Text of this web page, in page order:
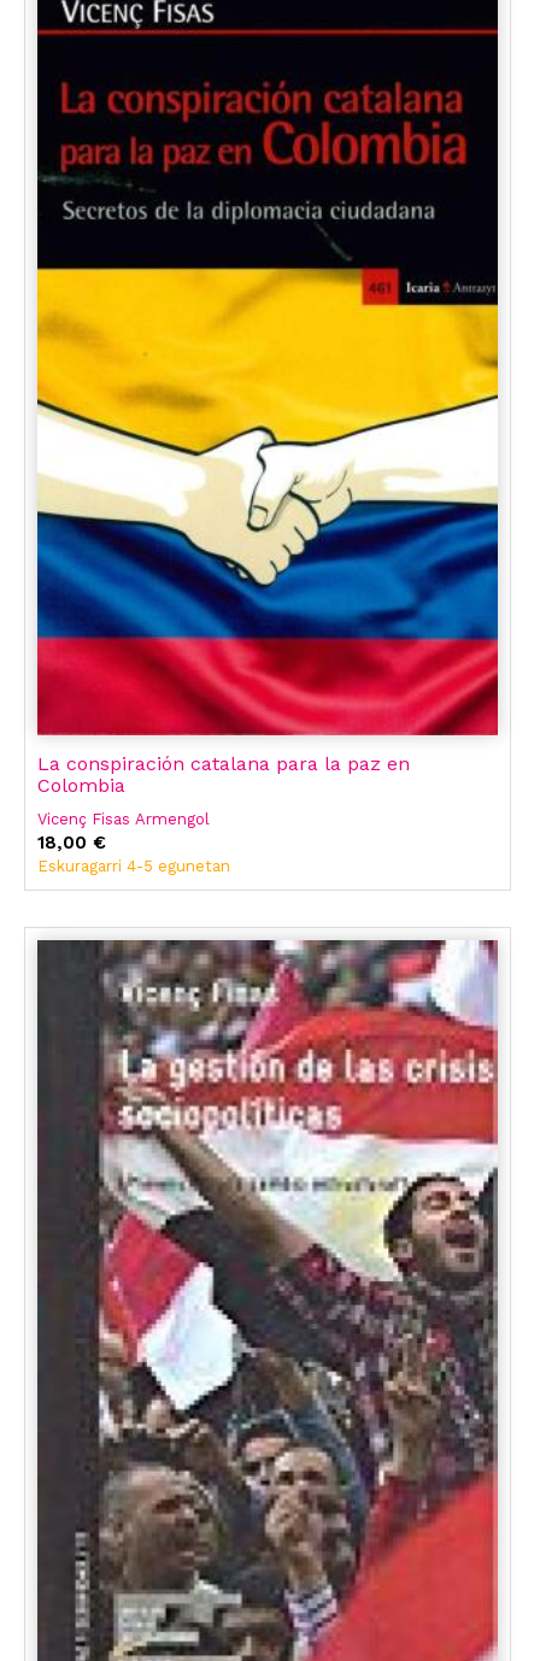
La conspiración catalana para la paz en
Colombia
Vicenç Fisas Armengol
18,00 €
Eskuragarri 4-5 egunetan